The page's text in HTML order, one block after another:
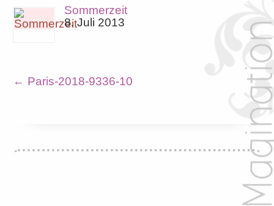
Sommerzeit
8. Juli 2013
← Paris-2018-9336-10